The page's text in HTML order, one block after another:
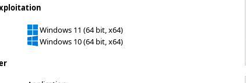
Windows 11 (64 bit, x64)
Windows 10 (64 bit, x64)